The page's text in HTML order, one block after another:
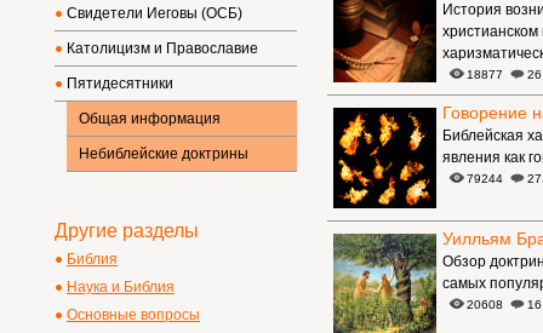
История
18877 26
Говорение
Библейская
явления как
79244
Уилльям
Обзор
самых
20608 16
Свидетели Иеговы (ОСБ)
Католицизм и Православие
Пятидесятники
Общая информация
Небиблейские доктрины
Другие разделы
Библия
Наука и Библия
Основные вопросы